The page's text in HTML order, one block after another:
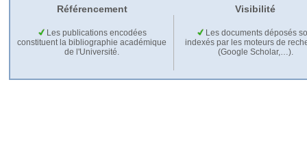
Référencement Visibilité
Les publications encodées
constituent la bibliographie académique
de l'Université.
Les documents déposés
indexés par les moteurs de
(Google Scholar,…).